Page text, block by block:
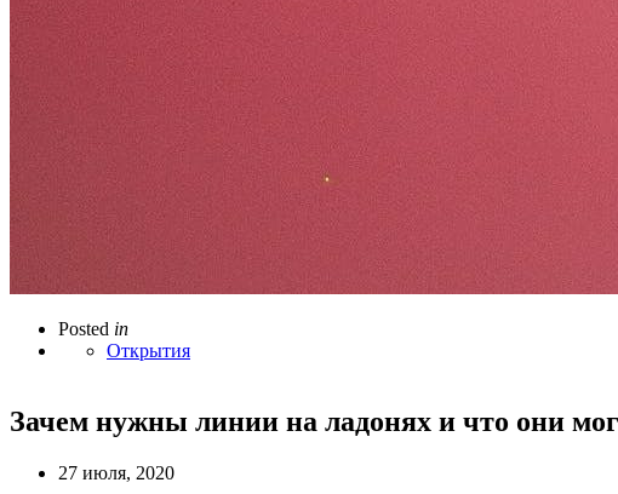
Posted in
Открытия
Зачем нужны линии на ладонях и что они
27 июля, 2020